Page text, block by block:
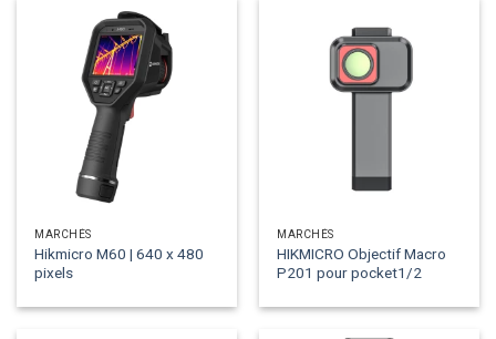
MARCHÉS
Hikmicro M60 | 640 x 480
pixels
MARCHÉS
HIKMICRO Objectif Macro
P201 pour pocket1/2